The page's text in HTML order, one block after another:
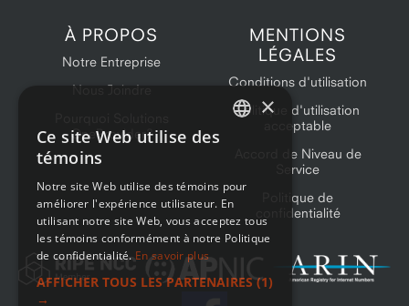
À PROPOS
Notre Entreprise
Nous Joindre
OneProvider?
MENTIONS
LÉGALES
Conditions d'utilisation
Politique d'utilisation
acceptable
Accord de Niveau de
Service
Politique de
confidentialité
×
Ce site Web utilise des
témoins
Notre site Web utilise des témoins pour
améliorer l'expérience utilisateur. En
utilisant notre site Web, vous acceptez tous
les témoins conformément à notre Politique
de confidentialité. En savoir plus
AFFICHER TOUS LES PARTENAIRES (1)
→